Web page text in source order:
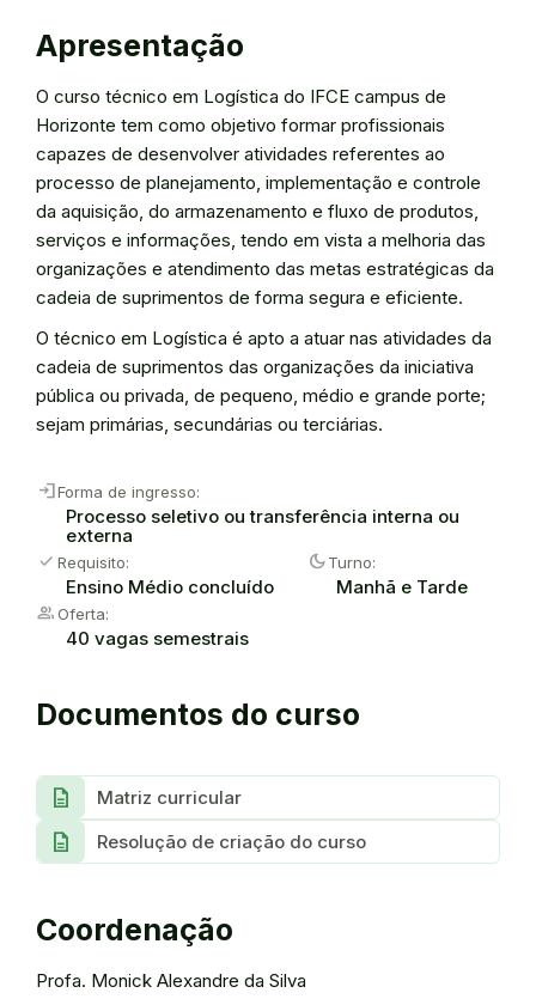
Apresentação
O curso técnico em Logística do IFCE campus de
Horizonte tem como objetivo formar profissionais
capazes de desenvolver atividades referentes ao
processo de planejamento, implementação e controle
da aquisição, do armazenamento e fluxo de produtos,
serviços e informações, tendo em vista a melhoria das
organizações e atendimento das metas estratégicas da
cadeia de suprimentos de forma segura e eficiente.
O técnico em Logística é apto a atuar nas atividades da
cadeia de suprimentos das organizações da iniciativa
pública ou privada, de pequeno, médio e grande porte;
sejam primárias, secundárias ou terciárias.
loginForma de ingresso:
Processo seletivo ou transferência interna ou
externa
check Requisito:
Ensino Médio concluído
dark_modeTurno:
Manhã e Tarde
groupOferta:
40 vagas semestrais
Documentos do curso
description Matriz curricular
description Resolução de criação do curso
Coordenação
Profa. Monick Alexandre da Silva